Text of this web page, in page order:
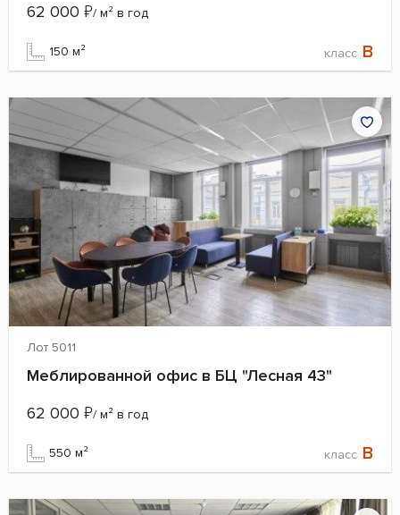
62 000 ₽/ м² в год
150 м² класс B
Лот 5011
Меблированной офис в БЦ "Лесная 43"
62 000 ₽/ м² в год
550 м² класс B